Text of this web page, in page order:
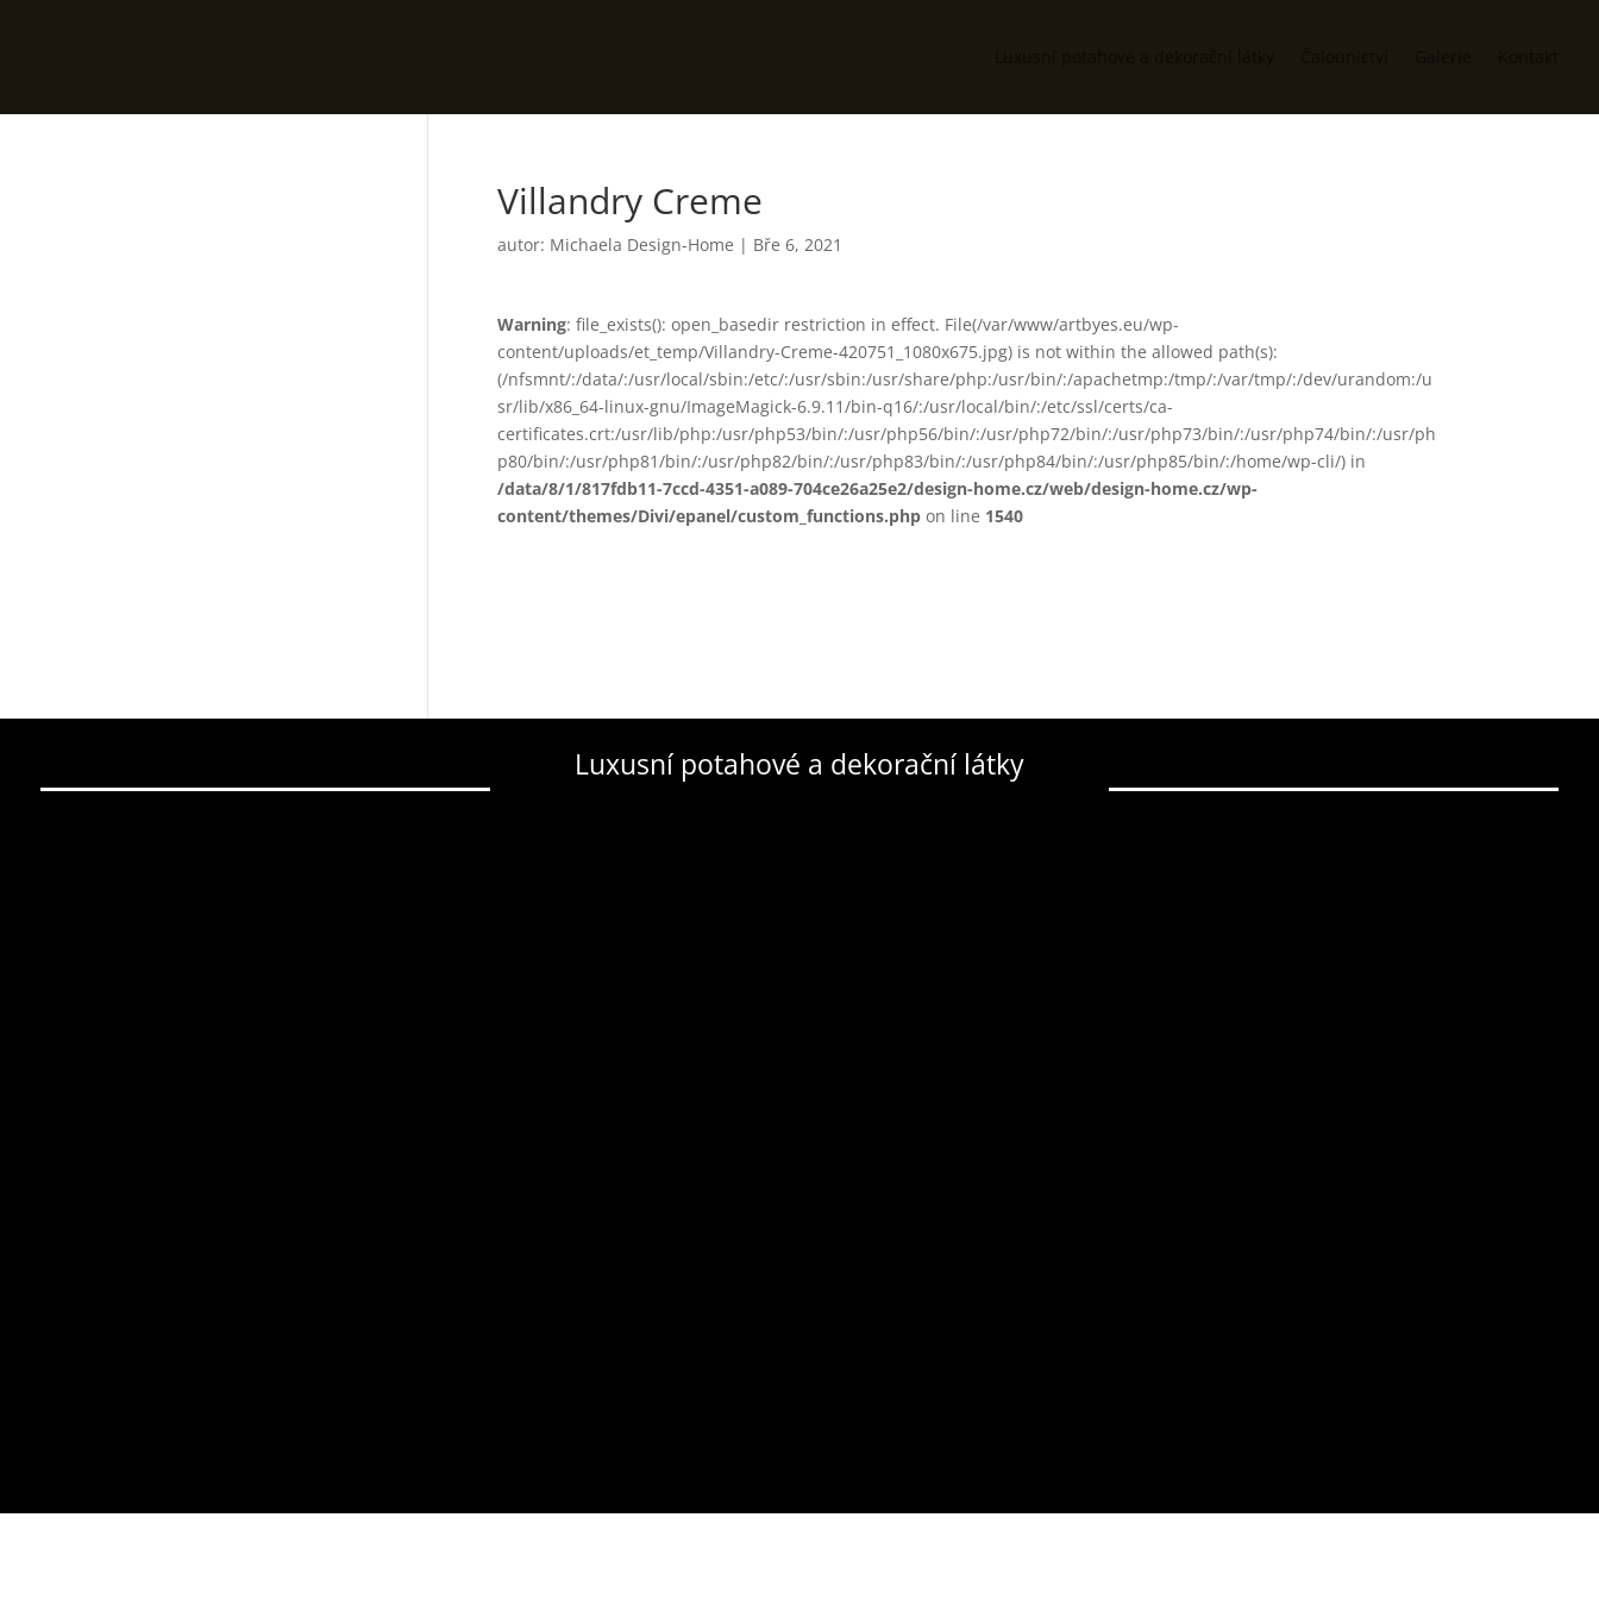
Villandry Creme
autor: Michaela Design-Home | Bře 6, 2021
Warning: file_exists(): open_basedir restriction in effect. File(/var/www/artbyes.eu/wp-
content/uploads/et_temp/Villandry-Creme-420751_1080x675.jpg) is not within the allowed path(s):
(/nfsmnt/:/data/:/usr/local/sbin:/etc/:/usr/sbin:/usr/share/php:/usr/bin/:/apachetmp:/tmp/:/var/tmp/:/dev/urandom:/u
sr/lib/x86_64-linux-gnu/ImageMagick-6.9.11/bin-q16/:/usr/local/bin/:/etc/ssl/certs/ca-
certificates.crt:/usr/lib/php:/usr/php53/bin/:/usr/php56/bin/:/usr/php72/bin/:/usr/php73/bin/:/usr/php74/bin/:/usr/ph
p80/bin/:/usr/php81/bin/:/usr/php82/bin/:/usr/php83/bin/:/usr/php84/bin/:/usr/php85/bin/:/home/wp-cli/) in
/data/8/1/817fdb11-7ccd-4351-a089-704ce26a25e2/design-home.cz/web/design-home.cz/wp-
content/themes/Divi/epanel/custom_functions.phpon line 1540
Luxusní potahové a dekorační látky